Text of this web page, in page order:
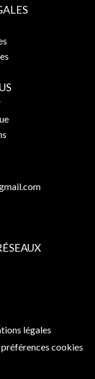
légales
préférences cookies